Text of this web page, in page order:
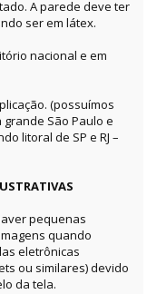
A parede deve ter
ser em látex.
nacional e em
(possuímos
São Paulo e
litoral de SP e RJ –
pequenas
quando
eletrônicas
ou similares) devido
da tela.